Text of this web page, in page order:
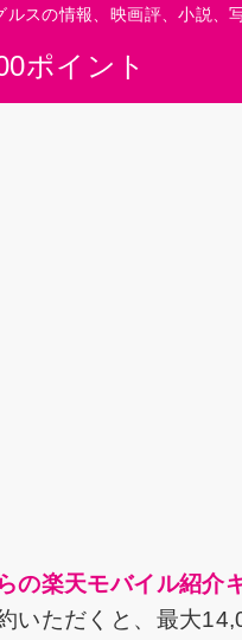
ポイント
スの情報、映画評、小説、
楽天モバイル紹介
いただくと、最大